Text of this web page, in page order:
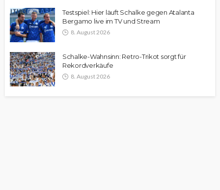
Testspiel: Hier läuft Schalke gegen Atalanta
Bergamo live im TV und Stream
8. August 2026
Schalke-Wahnsinn: Retro-Trikot sorgt für
Rekordverkäufe
8. August 2026